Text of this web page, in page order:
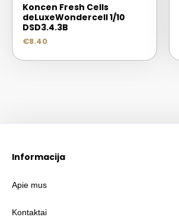
Koncen Fresh Cells
deLuxeWondercell 1/10
DSD3.4.3B
€8.40
Informacija
Apie mus
Kontaktai